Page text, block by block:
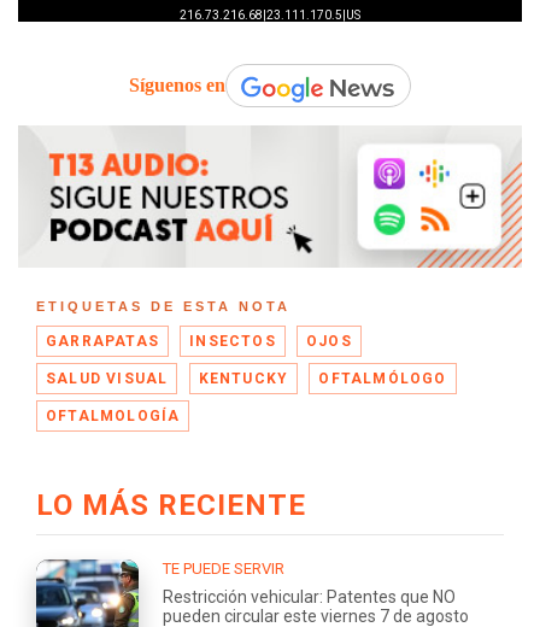
Síguenos en
ETIQUETAS DE ESTA NOTA
GARRAPATAS INSECTOS OJOS
SALUD VISUAL KENTUCKY OFTALMÓLOGO
OFTALMOLOGÍA
LO MÁS RECIENTE
TE PUEDE SERVIR
Restricción vehicular: Patentes que NO
pueden circular este viernes 7 de agosto